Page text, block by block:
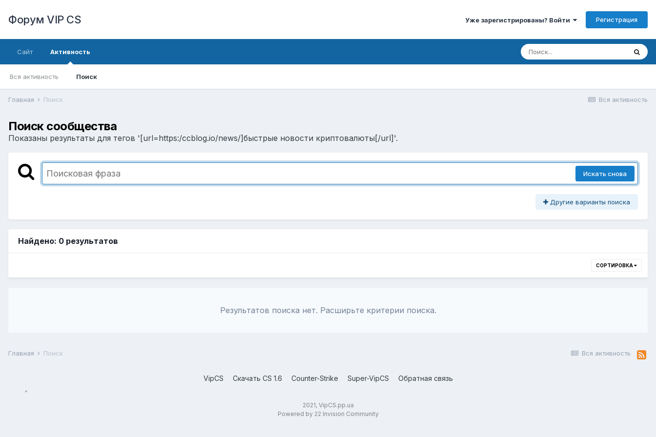
Форум VIP CS Уже зарегистрированы? Войти Регистрация
Сайт Активность
Вся активность Поиск
Вся активность
Главная Поиск
Поиск сообщества
Показаны результаты для тегов '[url=https:/ccblog.io/news/]быстрые новости криптовалюты[/url]'.
Искать снова
Другие варианты поиска
Найдено: 0 результатов
СОРТИРОВКА
Результатов поиска нет. Расширьте критерии поиска.
Вся активность
Главная Поиск
VipCS Скачать CS 1.6 Counter-Strike Super-VipCS Обратная связь
2021, VipCS.pp.ua
Powered by 22 Invision Community